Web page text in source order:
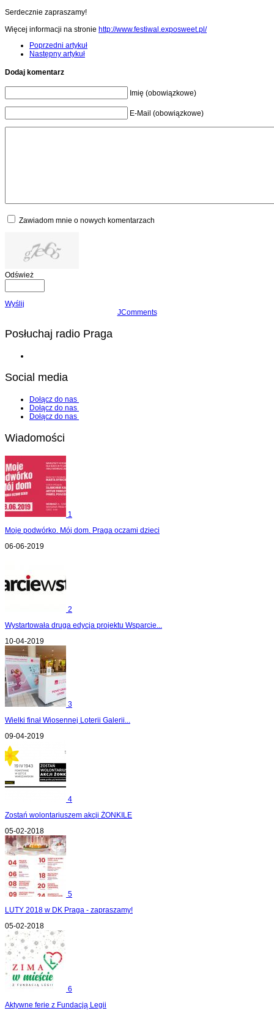
Serdecznie zapraszamy!
Więcej informacji na stronie http://www.festiwal.exposweet.pl/
Poprzedni artykuł
Następny artykuł
Dodaj komentarz
Imię (obowiązkowe)
E-Mail (obowiązkowe)
Zawiadom mnie o nowych komentarzach
Odśwież
Wyślij
JComments
Posłuchaj radio Praga
Social media
Dołącz do nas
Dołącz do nas
Dołącz do nas
Wiadomości
1
Moje podwórko. Mój dom. Praga oczami dzieci
06-06-2019
2
Wystartowała druga edycja projektu Wsparcie...
10-04-2019
3
Wielki finał Wiosennej Loterii Galerii...
09-04-2019
4
Zostań wolontariuszem akcji ŻONKILE
05-02-2018
5
LUTY 2018 w DK Praga - zapraszamy!
05-02-2018
6
Aktywne ferie z Fundacją Legii